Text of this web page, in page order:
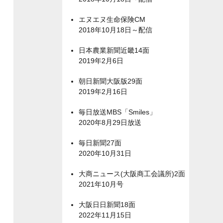
エヌエヌ生命保険CM
2018年10月18日～配信
日本農業新聞近畿14面
2019年2月6日
朝日新聞大阪版29面
2019年2月16日
毎日放送MBS「Smiles」
2020年8月29日放送
毎日新聞27面
2020年10月31日
大商ニュース(大阪商工会議所)2面
2021年10月号
大阪日日新聞18面
2022年11月15日